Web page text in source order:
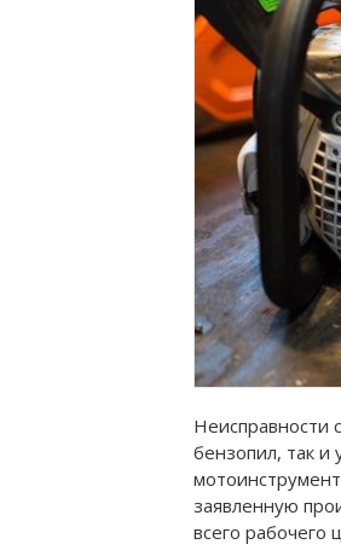
Неисправности
бензопил, так и
заявленную
всего рабочего